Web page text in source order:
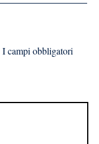
I campi obbligatori